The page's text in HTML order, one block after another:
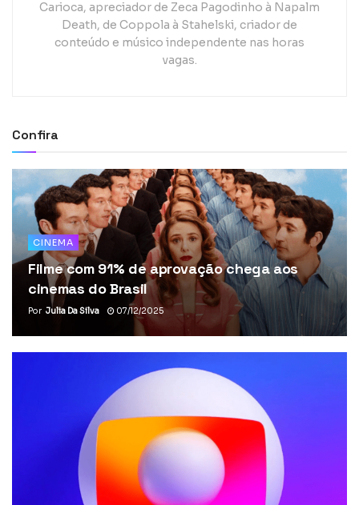
Carioca, apreciador de Zeca Pagodinho à Napalm
Death, de Coppola à Stahelski, criador de
conteúdo e músico independente nas horas
vagas.
Confira
CINEMA
Filme com 91% de aprovação chega aos
cinemas do Brasil
Por Julia Da Silva 07/12/2025